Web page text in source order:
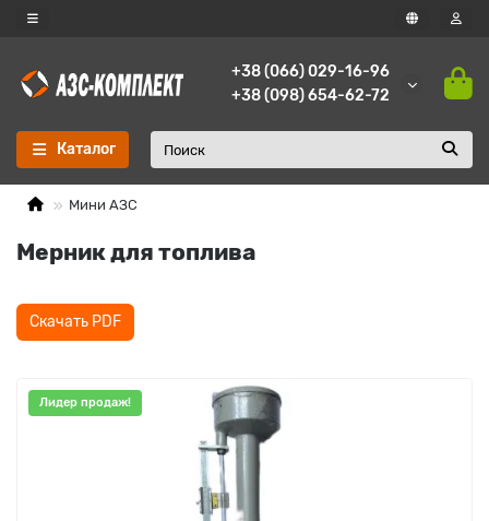
+38 (066) 029-16-96
+38 (098) 654-62-72
Каталог
Мини АЗС
Мерник для топлива
Скачать PDF
Лидер продаж!